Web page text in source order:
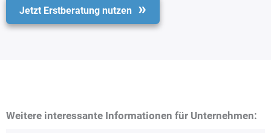
Jetzt Erstberatung nutzen
Weitere interessante Informationen für Unternehmen: